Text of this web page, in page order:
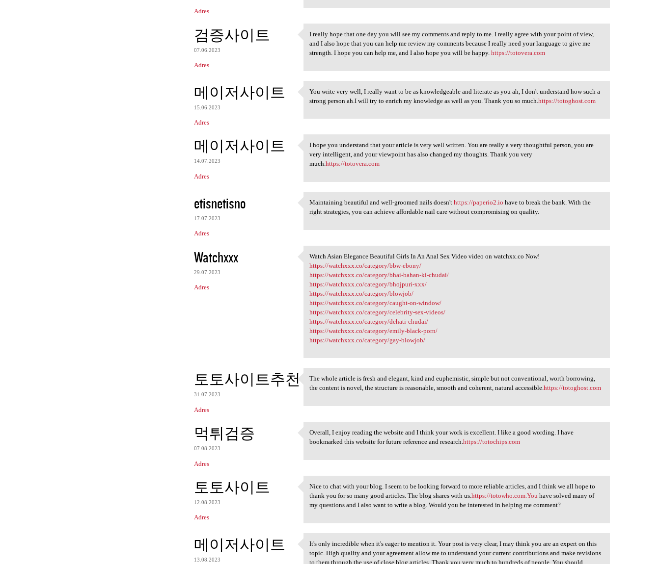
Adres
검증사이트
07.06.2023
Adres
I really hope that one day
I really hope that one day you will see my comments and reply to me. I really agree with your point of view,
and I also hope that you can help me review my comments because I really need your language to give me
strength. I hope you can help me, and I also hope you will be happy.https://totovera.com
메이저사이트
15.06.2023
Adres
You write very well, I really
You write very well, I really want to be as knowledgeable and literate as you ah, I don't understand how such a
strong person ah.I will try to enrich my knowledge as well as you. Thank you so much.https://totoghost.com
메이저사이트
14.07.2023
Adres
I hope you understand that
I hope you understand that your article is very well written. You are really a very thoughtful person, you are
very intelligent, and your viewpoint has also changed my thoughts. Thank you very
much.https://totovera.com
etisnetisno
17.07.2023
Adres
Maintaining beautiful and
Maintaining beautiful and well-groomed nails doesn'thttps://paperio2.io have to break the bank. With the
right strategies, you can achieve affordable nail care without compromising on quality.
Watchxxx
29.07.2023
Adres
Watch Asian Elegance
Watch Asian Elegance Beautiful Girls In An Anal Sex Video video on watchxx.co Now!
https://watchxxx.co/category/bbw-ebony/
https://watchxxx.co/category/bhai-bahan-ki-chudai/
https://watchxxx.co/category/bhojpuri-xxx/
https://watchxxx.co/category/blowjob/
https://watchxxx.co/category/caught-on-window/
https://watchxxx.co/category/celebrity-sex-videos/
https://watchxxx.co/category/dehati-chudai/
https://watchxxx.co/category/emily-black-porn/
https://watchxxx.co/category/gay-blowjob/
토토사이트추천
31.07.2023
Adres
The whole article is fresh
The whole article is fresh and elegant, kind and euphemistic, simple but not conventional, worth borrowing,
the content is novel, the structure is reasonable, smooth and coherent, natural accessible.https://totoghost.com
먹튀검증
07.08.2023
Adres
Overall, I enjoy reading the
Overall, I enjoy reading the website and I think your work is excellent. I like a good wording. I have
bookmarked this website for future reference and research.https://totochips.com
토토사이트
12.08.2023
Adres
Nice to chat with your blog.
Nice to chat with your blog. I seem to be looking forward to more reliable articles, and I think we all hope to
thank you for so many good articles. The blog shares with us.https://totowho.com.You have solved many of
my questions and I also want to write a blog. Would you be interested in helping me comment?
메이저사이트
13.08.2023
It's only incredible when it
It's only incredible when it's eager to mention it. Your post is very clear, I may think you are an expert on this
topic. High quality and your agreement allow me to understand your current contributions and make revisions
to them through the use of close blog articles. Thank you very much to hundreds of people. You should